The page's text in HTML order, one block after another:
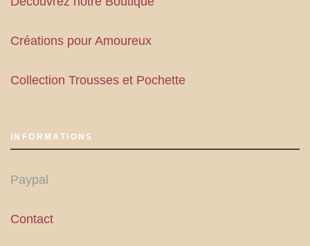
Créations pour Amoureux
Collection Trousses et Pochette
INFORMATIONS
Paypal
Contact